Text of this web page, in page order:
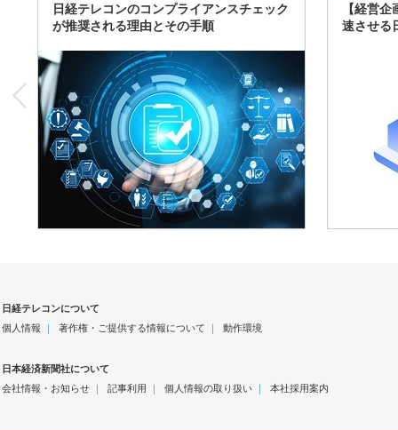
度の予想を実施
日経テレコンのコンプライアンスチェック
が推奨される理由とその手順
【経営
速させる
日経テレコンについて
個人情報 ｜ 著作権・ご提供する情報について ｜ 動作環境
日本経済新聞社について
会社情報・お知らせ｜ 記事利用 ｜ 個人情報の取り扱い｜ 本社採用案内